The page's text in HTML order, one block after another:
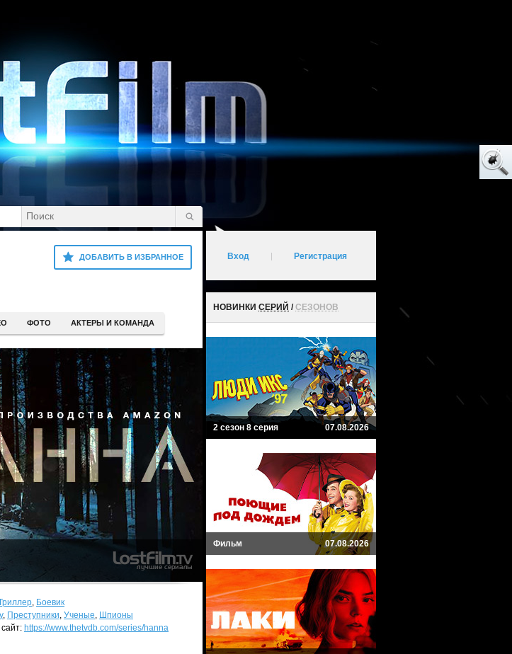
ДОБАВИТЬ В ИЗБРАННОЕ
ФОТО АКТЕРЫ И КОМАНДА
, Боевик
, Преступники, Ученые, Шпионы
https://www.thetvdb.com/series/hanna
Вход Регистрация
НОВИНКИ СЕРИЙ /СЕЗОНОВ
2 сезон 8 серия 07.08.2026
Фильм 07.08.2026